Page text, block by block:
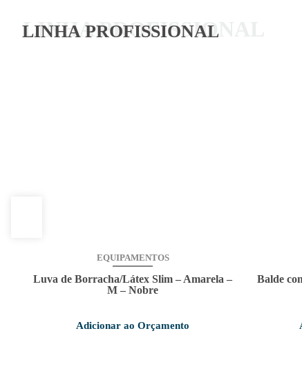
LINHA PROFISSIONAL
LINHA PROFISSIONAL
EQUIPAMENTOS
Luva de Borracha/Látex Slim – Amarela –
M – Nobre
Adicionar ao Orçamento
Balde